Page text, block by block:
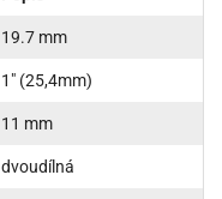
19.7 mm
1" (25,4mm)
11 mm
dvoudílná